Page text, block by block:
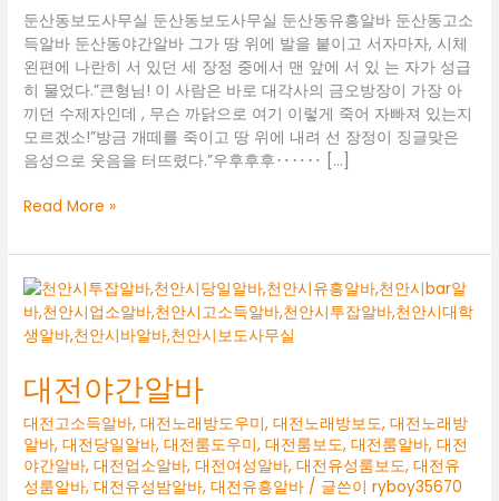
둔산동보도사무실 둔산동보도사무실 둔산동유흥알바 둔산동고소
득알바 둔산동야간알바 그가 땅 위에 발을 붙이고 서자마자, 시체
왼편에 나란히 서 있던 세 장정 중에서 맨 앞에 서 있 는 자가 성급
히 물었다.”큰형님! 이 사람은 바로 대각사의 금오방장이 가장 아
끼던 수제자인데 , 무슨 까닭으로 여기 이렇게 죽어 자빠져 있는지
모르겠소!”방금 개떼를 죽이고 땅 위에 내려 선 장정이 징글맞은
음성으로 웃음을 터뜨렸다.”우후후후‥‥‥ […]
둔
동
보
도
사
무
Read More »
대전야간알바
대전고소득알바,대전노래방도우미,대전노래방보도,대전노래방
알바,대전당일알바,대전룸도우미,대전룸보도,대전룸알바,대전
야간알바,대전업소알바,대전여성알바,대전유성룸보도,대전유
성룸알바,대전유성밤알바,대전유흥알바 / 글쓴이ryboy35670